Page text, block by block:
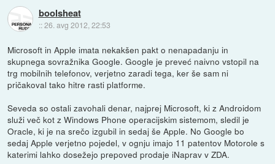
boolsheat
::26. avg 2012, 22:53
Microsoft in Apple imata nekakšen pakt o nenapadanju in
skupnega sovražnika Google. Google je preveć naivno vstopil na
trg mobilnih telefonov, verjetno zaradi tega, ker še sam ni
pričakoval tako hitre rasti platforme.
Seveda so ostali zavohali denar, najprej Microsoft, ki z Androidom
služi več kot z Windows Phone operacijskim sistemom, sledil je
Oracle, ki je na srečo izgubil in sedaj še Apple. No Google bo
sedaj Apple verjetno pojedel, v ognju imajo 11 patentov Motorole s
katerimi lahko dosežejo prepoved prodaje iNaprav v ZDA.